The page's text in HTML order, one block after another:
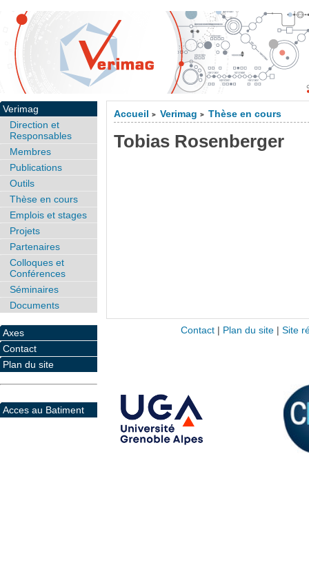
Accueil > Verimag > Thèse en cours
Tobias Rosenberger
Verimag
Direction et
Responsables
Membres
Publications
Outils
Thèse en cours
Emplois et stages
Projets
Partenaires
Colloques et
Conférences
Séminaires
Documents
Axes
Contact
Plan du site
Acces au Batiment
Contact| Plan du site| Site